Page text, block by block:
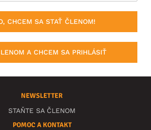
CHCEM SA STAŤ ČLENOM!
A CHCEM SA PRIHLÁSIŤ
NEWSLETTER
STAŇTE SA ČLENOM
POMOC A KONTAKT